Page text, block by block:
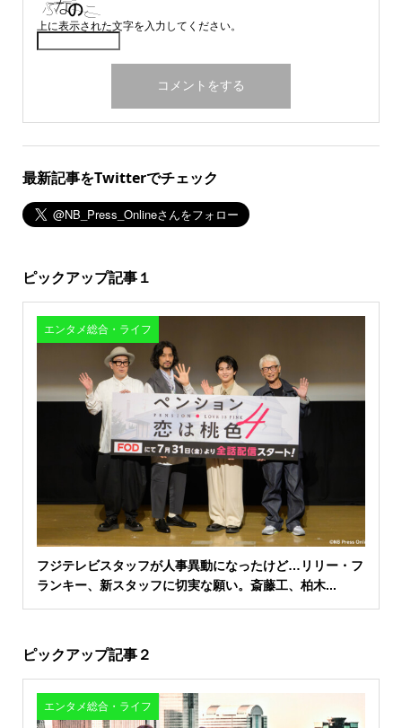
上に表示された文字を入力してください。
最新記事をTwitterでチェック
ピックアップ記事１
エンタメ総合・ライフ
フジテレビスタッフが人事異動になったけど…リリー・フ
ランキー、新スタッフに切実な願い。斎藤工、柏木...
ピックアップ記事２
エンタメ総合・ライフ